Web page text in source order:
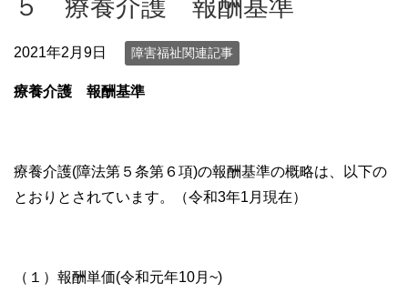
５ 療養介護 報酬基準
2021年2月9日 障害福祉関連記事
療養介護 報酬基準
療養介護(障法第５条第６項)の報酬基準の概略は、以下の
とおりとされています。（令和3年1月現在）
（１）報酬単価(令和元年10月~)